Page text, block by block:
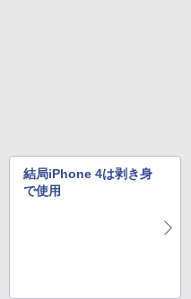
結局iPhone 4は剥き身
で使用